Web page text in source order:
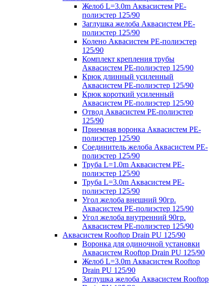
Желоб L=3.0m Аквасистем PE-
полиэстер 125/90
Заглушка желоба Аквасистем PE-
полиэстер 125/90
Колено Аквасистем PE-полиэстер
125/90
Комплект крепления трубы
Аквасистем PE-полиэстер 125/90
Крюк длинный усиленный
Аквасистем PE-полиэстер 125/90
Крюк короткий усиленный
Аквасистем PE-полиэстер 125/90
Отвод Аквасистем РЕ-полиэстер
125/90
Приемная воронка Аквасистем PE-
полиэстер 125/90
Соединитель желоба Аквасистем PE-
полиэстер 125/90
Труба L=1.0m Аквасистем PE-
полиэстер 125/90
Труба L=3.0m Аквасистем PE-
полиэстер 125/90
Угол желоба внешний 90гр.
Аквасистем PE-полиэстер 125/90
Угол желоба внутренний 90гр.
Аквасистем PE-полиэстер 125/90
Аквасистем Rooftop Drain PU 125/90
Воронка для одиночной установки
Аквасистем Rooftop Drain PU 125/90
Желоб L=3.0m Аквасистем Rooftop
Drain PU 125/90
Заглушка желоба Аквасистем Rooftop